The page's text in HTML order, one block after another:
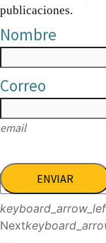
publicaciones.
Nombre
Correo
email
ENVIAR
Next